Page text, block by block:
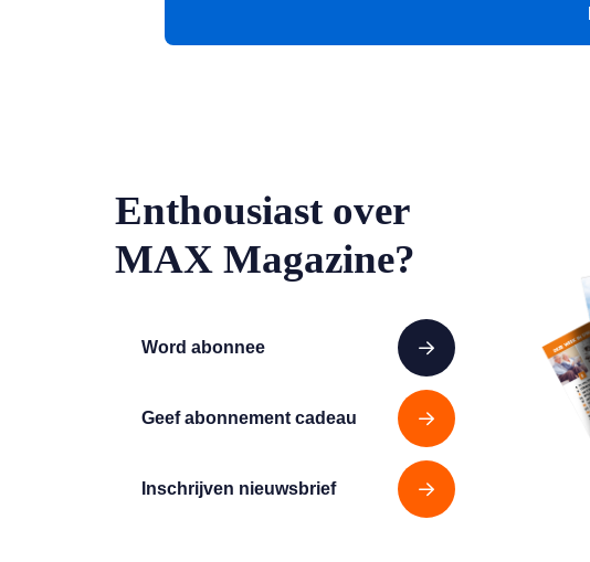
Enthousiast over
MAX Magazine?
Word abonnee
Geef abonnement cadeau
Inschrijven nieuwsbrief